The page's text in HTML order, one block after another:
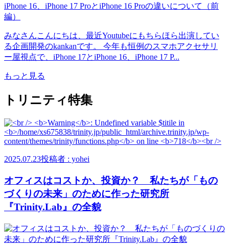
みなさんこんにちは、最近Youtubeにもちらほら出演してい
る企画開発のkankanです。 今年も恒例のスマホアクセサリ
ー屋視点で、iPhone 17とiPhone 16、iPhone 17 P...
もっと見る
トリニティ特集
2025.07.23投稿者 : yohei
オフィスはコストか、投資か？ 私たちが「もの
づくりの未来」のために作った研究所
『Trinity.Lab』の全貌